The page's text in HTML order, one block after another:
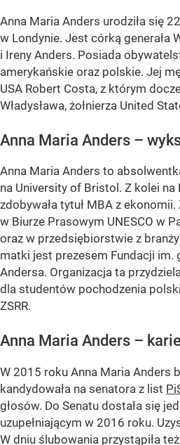
Anna Maria Anders urodziła się
w Londynie. Jest córką generała
i Ireny Anders. Posiada
amerykańskie oraz polskie. Jej
USA Robert Costa, z którym
Władysława, żołnierza United
Anna Maria Anders –
Anna Maria Anders to
na University of Bristol. Z kolei
zdobywała tytuł MBA z
w Biurze Prasowym UNESCO w
oraz w przedsiębiorstwie z
matki jest prezesem Fundacji im.
Andersa. Organizacja ta
dla studentów pochodzenia
ZSRR.
Anna Maria Anders –
W 2015 roku Anna Maria Anders
kandydowała na senatora z list
głosów. Do Senatu dostała się
uzupełniającym w 2016 roku.
W dniu ślubowania przystąpiła